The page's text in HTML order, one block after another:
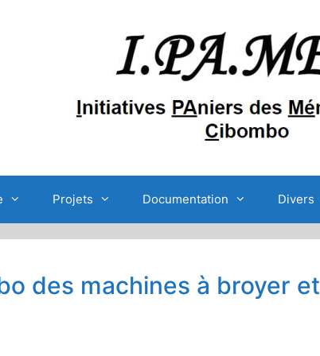
Projets Documentation Divers
des machines à broyer